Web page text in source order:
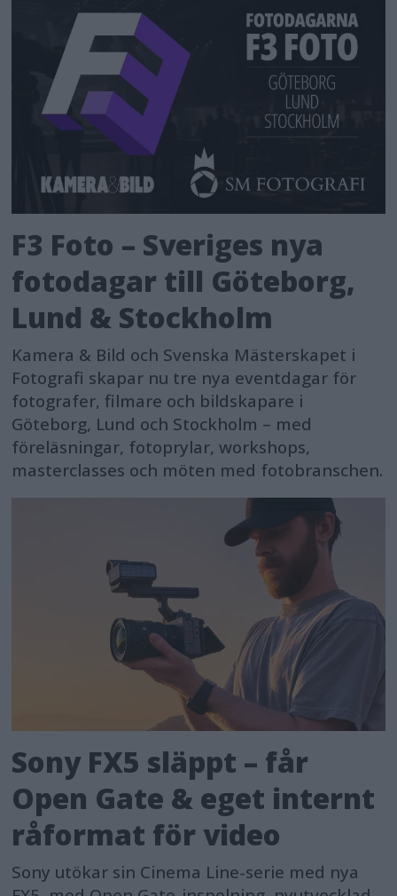
F3 Foto – Sveriges nya
fotodagar till Göteborg,
Lund & Stockholm
Kamera & Bild och Svenska Mästerskapet i
Fotografi skapar nu tre nya eventdagar för
fotografer, filmare och bildskapare i
Göteborg, Lund och Stockholm – med
föreläsningar, fotoprylar, workshops,
masterclasses och möten med fotobranschen.
Sony FX5 släppt – får
Open Gate & eget internt
råformat för video
Sony utökar sin Cinema Line-serie med nya